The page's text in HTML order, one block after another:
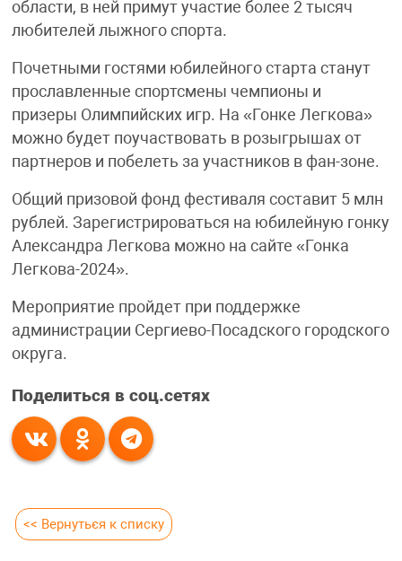
области, в ней примут участие более 2 тысяч
любителей лыжного спорта.
Почетными гостями юбилейного старта станут
прославленные спортсмены чемпионы и
призеры Олимпийских игр. На «Гонке Легкова»
можно будет поучаствовать в розыгрышах от
партнеров и побелеть за участников в фан-зоне.
Общий призовой фонд фестиваля составит 5 млн
рублей. Зарегистрироваться на юбилейную гонку
Александра Легкова можно на сайте «Гонка
Легкова-2024».
Мероприятие пройдет при поддержке
администрации Сергиево-Посадского городского
округа.
Поделиться в соц.сетях
<< Вернуться к списку